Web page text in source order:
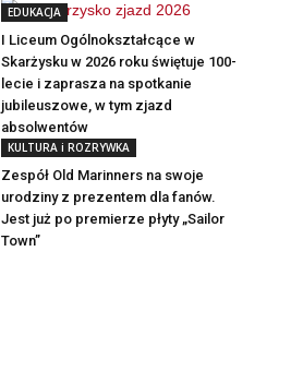
EDUKACJA
I Liceum Ogólnokształcące w
Skarżysku w 2026 roku świętuje 100-
lecie i zaprasza na spotkanie
jubileuszowe, w tym zjazd
absolwentów
KULTURA i ROZRYWKA
Zespół Old Marinners na swoje
urodziny z prezentem dla fanów.
Jest już po premierze płyty „Sailor
Town”